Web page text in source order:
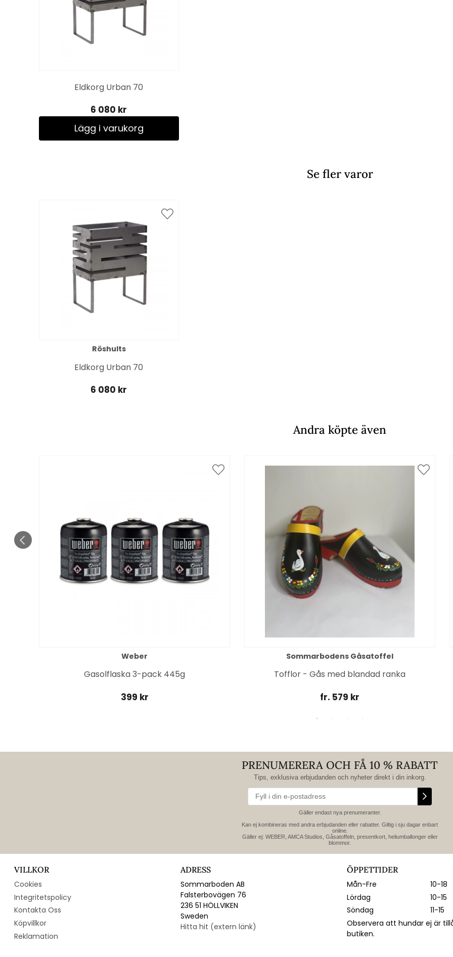
Eldkorg Urban 70
6 080 kr
Lägg i varukorg
Se fler varor
Röshults
Eldkorg Urban 70
6 080 kr
Andra köpte även
Weber
Gasolflaska 3-pack 445g
399 kr
Sommarbodens Gåsatoffel
Tofflor - Gås med blandad ranka
fr. 579 kr
PRENUMERERA OCH FÅ 10 % RABATT
Tips, exklusiva erbjudanden och nyheter direkt i din inkorg.
Gäller endast nya prenumeranter.
Kan ej kombineras med andra erbjudanden eller rabatter. Giltig i sju dagar enbart
online.
Gäller ej: WEBER, AMCA Studios, Gåsatoffeln, presentkort, heliumballonger eller
blommor.
VILLKOR
Cookies
Integritetspolicy
Kontakta Oss
Köpvillkor
Reklamation
ADRESS
Sommarboden AB
Falsterbovägen 76
236 51 HÖLLVIKEN
Sweden
Hitta hit (extern länk)
ÖPPETTIDER
Mån-Fre
10-18
Lördag
10-15
Söndag
11-15
Observera att hundar ej är
butiken.